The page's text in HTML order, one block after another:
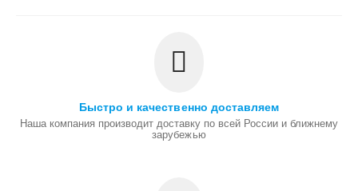
Быстро и качественно доставляем
Наша компания производит доставку по всей России и ближнему
зарубежью